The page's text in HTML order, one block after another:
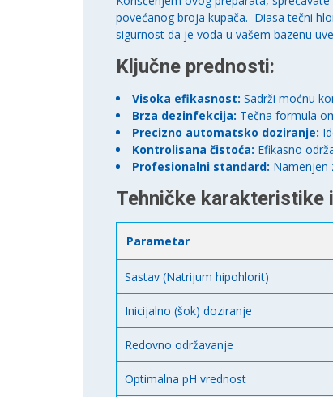
povećanog broja kupača. Diasa tečni
sigurnost da je voda u vašem bazenu
Ključne prednosti:
Visoka efikasnost: Sadrži moćnu
Brza dezinfekcija: Tečna formula
Precizno automatsko doziranje:
Kontrolisana čistoća: Efikasno
Profesionalni standard: Namenjen
Tehničke karakteristike
Parametar
Sastav (Natrijum hipohlorit)
Inicijalno (šok) doziranje
Redovno održavanje
Optimalna pH vrednost